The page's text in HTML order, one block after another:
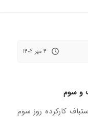
۴ مهر ۱۴۰۲
و سوم
کارکرده روز سوم